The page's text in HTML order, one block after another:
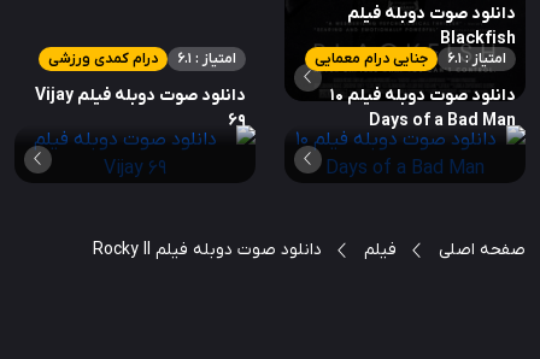
دانلود صوت دوبله فیلم
Blackfish
جنایی درام معمایی امتیاز : 6.1
دانلود صوت دوبله فیلم 10
Days of a Bad Man
درام کمدی ورزشی امتیاز : 6.1
دانلود صوت دوبله فیلم Vijay
69
صفحه اصلی فیلم دانلود صوت دوبله فیلم Rocky II